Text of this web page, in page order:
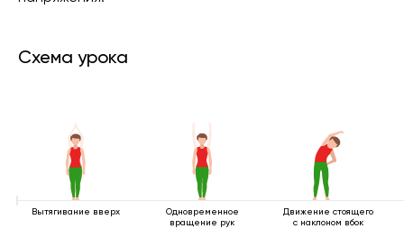
Схема урока
Вытягивание вверх
Одновременное
вращение рук
Движение стоящего
с наклоном вбок